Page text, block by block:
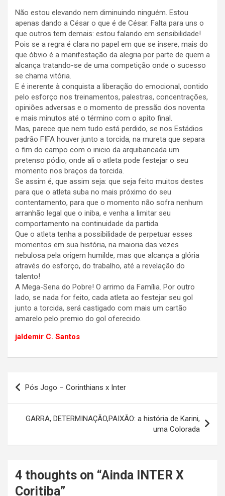
Não estou elevando nem diminuindo ninguém. Estou
apenas dando a César o que é de César. Falta para uns o
que outros tem demais: estou falando em sensibilidade!
Pois se a regra é clara no papel em que se insere, mais do
que óbvio é a manifestação da alegria por parte de quem a
alcança tratando-se de uma competição onde o sucesso
se chama vitória.
E é inerente à conquista a liberação do emocional, contido
pelo esforço nos treinamentos, palestras, concentrações,
opiniões adversas e o momento de pressão dos noventa
e mais minutos até o término com o apito final.
Mas, parece que nem tudo está perdido, se nos Estádios
padrão FIFA houver junto a torcida, na mureta que separa
o fim do campo com o inicio da arquibancada um
pretenso pódio, onde ali o atleta pode festejar o seu
momento nos braços da torcida.
Se assim é, que assim seja: que seja feito muitos destes
para que o atleta suba no mais próximo do seu
contentamento, para que o momento não sofra nenhum
arranhão legal que o iniba, e venha a limitar seu
comportamento na continuidade da partida.
Que o atleta tenha a possibilidade de perpetuar esses
momentos em sua história, na maioria das vezes
nebulosa pela origem humilde, mas que alcança a glória
através do esforço, do trabalho, até a revelação do
talento!
A Mega-Sena do Pobre! O arrimo da Família. Por outro
lado, se nada for feito, cada atleta ao festejar seu gol
junto a torcida, será castigado com mais um cartão
amarelo pelo premio do gol oferecido.
jaldemir C. Santos
Navegação
de
Post
Pós Jogo – Corinthians x Inter
GARRA, DETERMINAÇÃO,PAIXÃO: a história de Karini,
uma Colorada
4 thoughts on “Ainda INTER X
Coritiba”